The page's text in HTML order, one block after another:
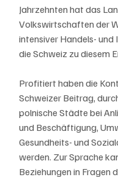
Jahrzehnten hat das
Volkswirtschaften der
intensiver Handels-
die Schweiz zu diesem
Profitiert haben die
Schweizer Beitrag,
polnische Städte bei
und Beschäftigung,
Gesundheits- und
werden. Zur Sprache
Beziehungen in Fragen